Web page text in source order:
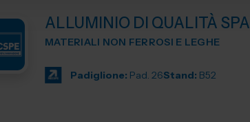
ALLUMINIO DI QUALITÀ SPA
MATERIALI NON FERROSI E LEGHE
Padiglione: Pad. 26Stand: B52